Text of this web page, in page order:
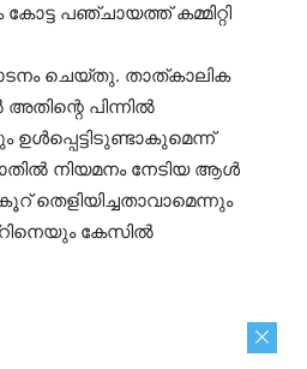
പഞ്ചായത്ത് കമ്മിറ്റി
ചെയ്തു. താത്കാലിക
അതിന്റെ പിന്നിൽ
നിയമനം നേടിയ ആൾ
തെളിയിച്ചതാവാമെന്നും
കേസിൽ